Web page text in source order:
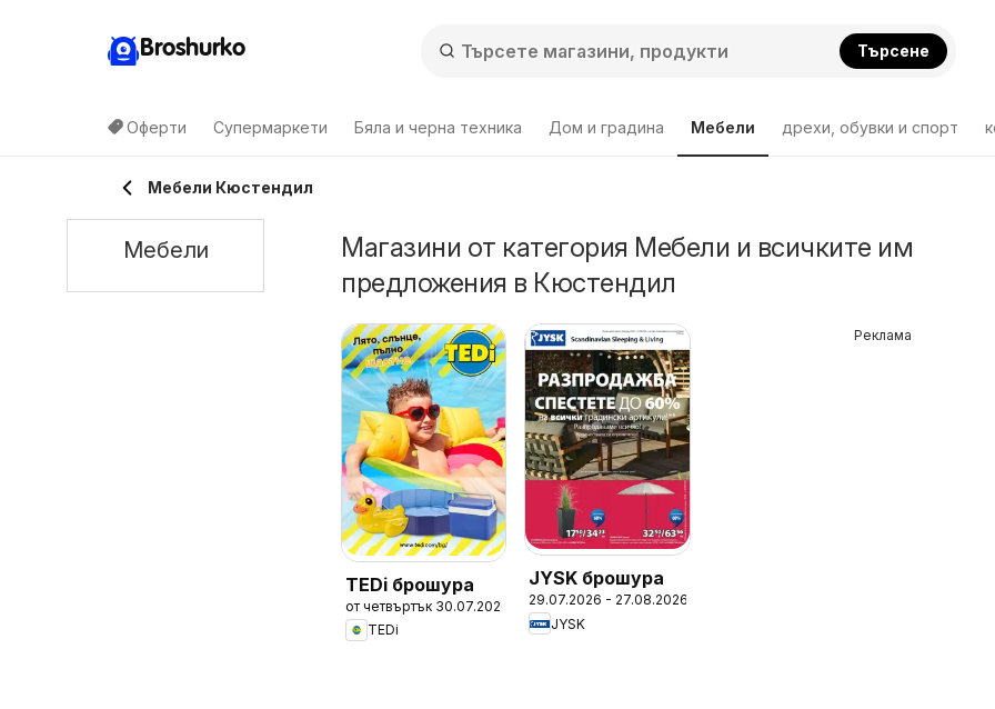
Broshurko Търсене
Оферти Супермаркети Бяла и черна техника Дом и градина Мебели дрехи, обувки и спорт
Мебели Кюстендил
Магазини от категория Мебели и всичките им
предложения в Кюстендил
TEDi брошура
от четвъртък 30.07.2026
TEDi
JYSK брошура
29.07.2026 - 27.08.2026
JYSK
Реклама
Мебели